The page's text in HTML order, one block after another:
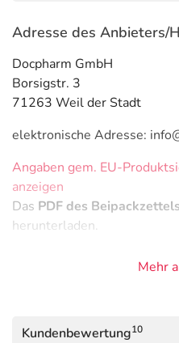
Adresse des Anbieters/
Docpharm GmbH
Borsigstr. 3
71263 Weil der Stadt
elektronische Adresse:
Angaben gem. EU-
anzeigen
Das PDF des Beipackzettels
herunterladen.
Mehr
Kundenbewertung10